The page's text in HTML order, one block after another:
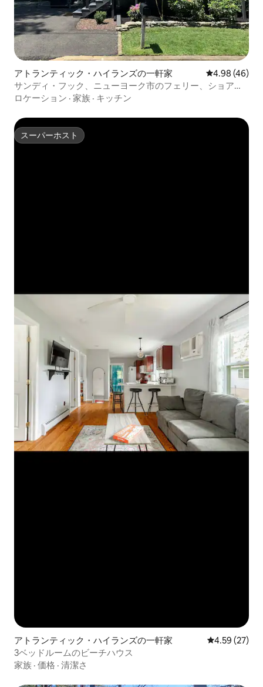
アトランティック・ハイランズの一軒家 レビュー46
4.98 (46)
サンディ・フック、ニューヨーク市のフェリー、ショアビ
ーチまで数分
ロケーション · 家族 · キッチン
スーパーホスト
スーパーホスト
アトランティック・ハイランズの一軒家 レビュー27
4.59 (27)
3ベッドルームのビーチハウス
家族 · 価格 · 清潔さ